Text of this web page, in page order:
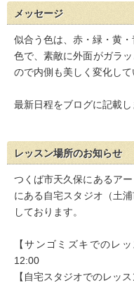
メッセージ
似合う色は、赤・緑・黄
色で、素敵に外面がガラ
ので内側も美しく変化して
最新日程をブログに記載し
レッスン場所のお知らせ
つくば市天久保にあるア
にある自宅スタジオ（土
しております。
【サンゴミズキでのレ
12:00
【自宅スタジオでのレッ